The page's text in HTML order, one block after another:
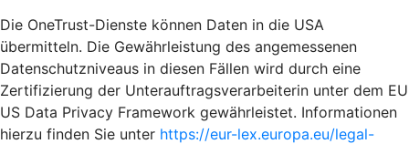
Die OneTrust-Dienste können Daten in die USA
übermitteln. Die Gewährleistung des angemessenen
Datenschutzniveaus in diesen Fällen wird durch eine
Zertifizierung der Unterauftragsverarbeiterin unter dem EU
US Data Privacy Framework gewährleistet. Informationen
hierzu finden Sie unter https://eur-lex.europa.eu/legal-